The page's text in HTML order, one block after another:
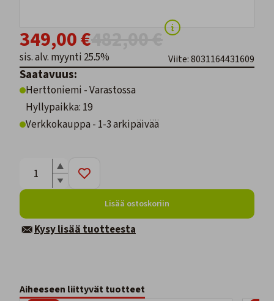
349,00 €
sis. alv. myynti 25.5% Viite: 8031164431609
Saatavuus:
Herttoniemi - Varastossa
Hyllypaikka: 19
Verkkokauppa - 1-3 arkipäivää
Lisää ostoskoriin
Kysy lisää tuotteesta
Aiheeseen liittyvät tuotteet